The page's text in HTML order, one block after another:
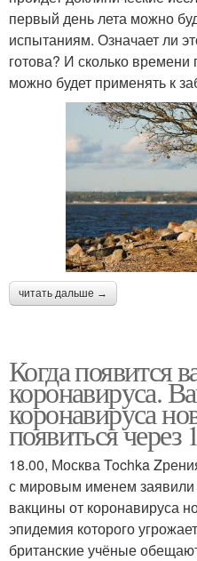
первый день лета можно
испытаниям. Означает ли
готова? И сколько времени
можно будет применять к
читать дальше →
Когда появится
коронавируса.
коронавируса
появиться
18.00, Москва Tochka
с мировым именем заявили
вакцины от коронавируса
эпидемия которого
британские учёные